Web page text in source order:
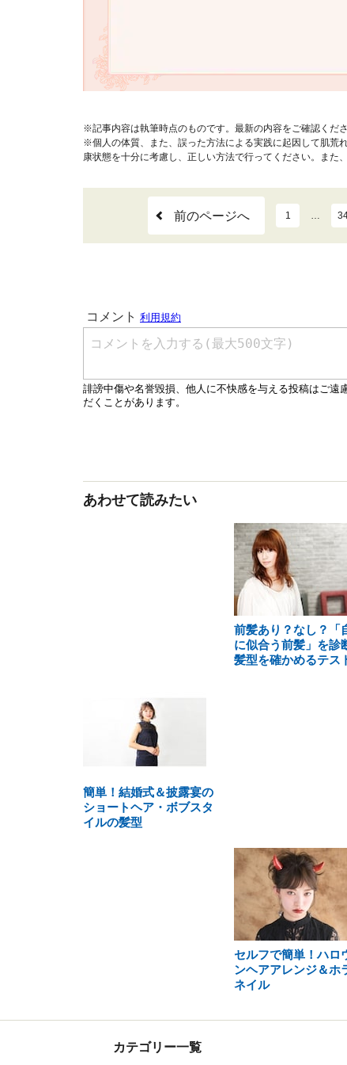
※記事内容は執筆時点のものです。最新の内容をご確認くださ
※個人の体質、また、誤った方法による実践に起因して肌荒
康状態を十分に考慮し、正しい方法で行ってください。また
前のページへ 1 …
あわせて読みたい
前髪あり？なし？「
に似合う前髪」を診
髪型を確かめるテス
簡単！結婚式＆披露宴の
ショートヘア・ボブスタ
イルの髪型
セルフで簡単！ハロ
ンヘアアレンジ＆ホ
ネイル
カテゴリー一覧